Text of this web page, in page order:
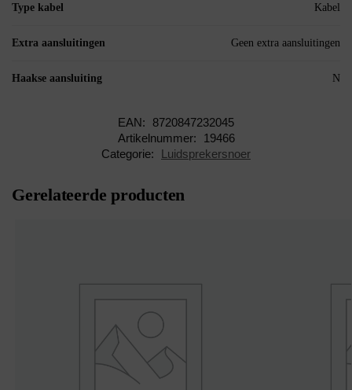
Type kabel Kabel
Extra aansluitingen Geen extra aansluitingen
Haakse aansluiting N
EAN:
8720847232045
Artikelnummer:
19466
Categorie:
Luidsprekersnoer
Gerelateerde producten